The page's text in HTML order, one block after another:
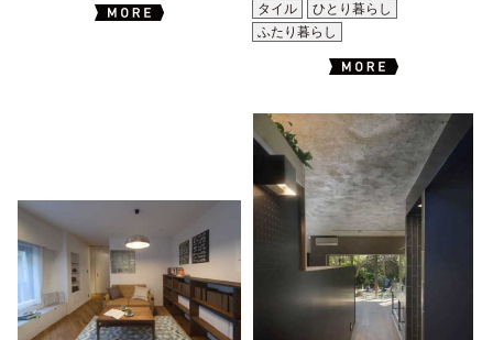
タイル
ひとり暮らし
ふたり暮らし